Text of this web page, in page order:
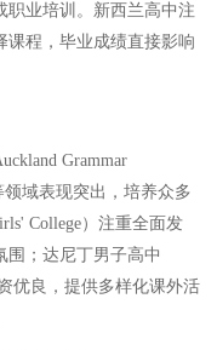
职业培训。新西兰高中注
课程，毕业成绩直接影响
Grammar
域表现突出，培养众多
College）注重全面发
围；达尼丁男子高中
优良，提供多样化课外活